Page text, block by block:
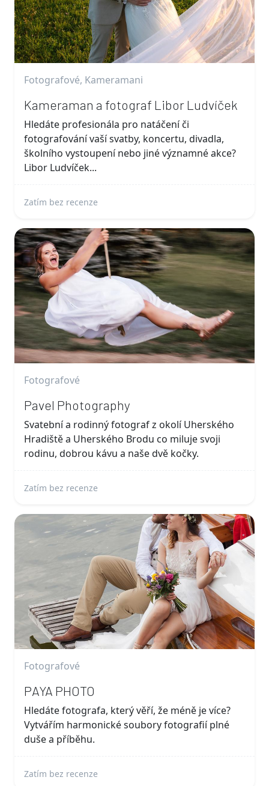
Fotografové, Kameramani
Kameraman a fotograf Libor Ludvíček
Hledáte profesionála pro natáčení či
fotografování vaší svatby, koncertu, divadla,
školního vystoupení nebo jiné významné akce?
Libor Ludvíček...
Zatím bez recenze
Fotografové
Pavel Photography
Svatební a rodinný fotograf z okolí Uherského
Hradiště a Uherského Brodu co miluje svoji
rodinu, dobrou kávu a naše dvě kočky.
Zatím bez recenze
Fotografové
PAYA PHOTO
Hledáte fotografa, který věří, že méně je více?
Vytvářím harmonické soubory fotografií plné
duše a příběhu.
Zatím bez recenze